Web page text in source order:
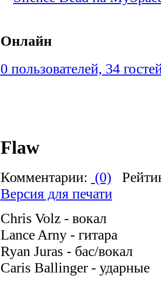
Онлайн
0 пользователей, 34
Flaw
Комментарии: (0)
Версия для печати
Chris Volz - вокал
Lance Arny - гитара
Ryan Juras - бас/вокал
Caris Ballinger - ударные